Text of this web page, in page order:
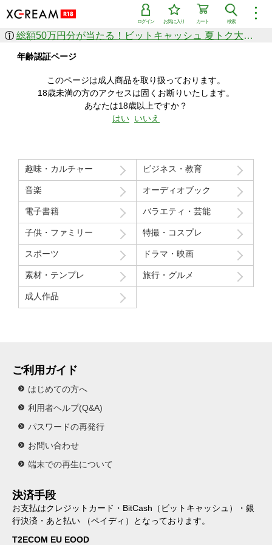
︙
検索
カート
お気に入り
ログイン
作品を探す
ジャンル
シリーズ
人気のセール中商品
新着セール中商品
すべての作品から探す
価格の安い順
価格の高い順
月間ランキング
年間ランキング
総額50万円分が当たる！ビットキャッシュ 夏トク大感謝祭
年齢認証ページ
このページは成人商品を取り扱っております。
18歳未満の方のアクセスは固くお断りいたします。
あなたは18歳以上ですか？
はい いいえ
趣味・カルチャー ビジネス・教育
音楽 オーディオブック
電子書籍 バラエティ・芸能
子供・ファミリー 特撮・コスプレ
スポーツ ドラマ・映画
素材・テンプレ 旅行・グルメ
成人作品
ご利用ガイド
はじめての方へ
利用者ヘルプ(Q&A)
パスワードの再発行
お問い合わせ
端末での再生について
決済手段
お支払はクレジットカード・BitCash（ビットキャッシュ）・銀
行決済・あと払い （ペイディ）となっております。
T2ECOM EU EOOD